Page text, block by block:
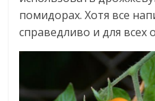
помидорах. Хотя все
справедливо и для всех